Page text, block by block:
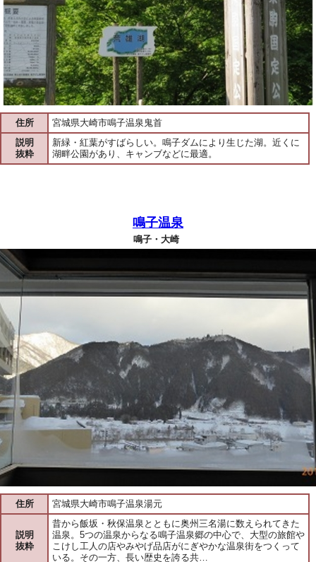
住所
宮城県大崎市鳴子温泉鬼首
説明
抜粋
新緑・紅葉がすばらしい。鳴子ダムにより生じた湖。近くに
湖畔公園があり、キャンブなどに最適。
鳴子温泉
鳴子・大崎
住所 宮城県大崎市鳴子温泉湯元
説明
抜粋
昔から飯坂・秋保温泉とともに奥州三名湯に数えられてきた
温泉。5つの温泉からなる鳴子温泉郷の中心で、大型の旅館や
こけし工人の店やみやげ品店がにぎやかな温泉街をつくって
いる。その一方、長い歴史を誇る共…